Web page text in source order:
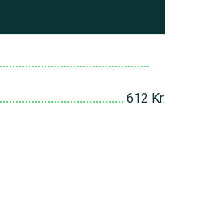
612 Kr.